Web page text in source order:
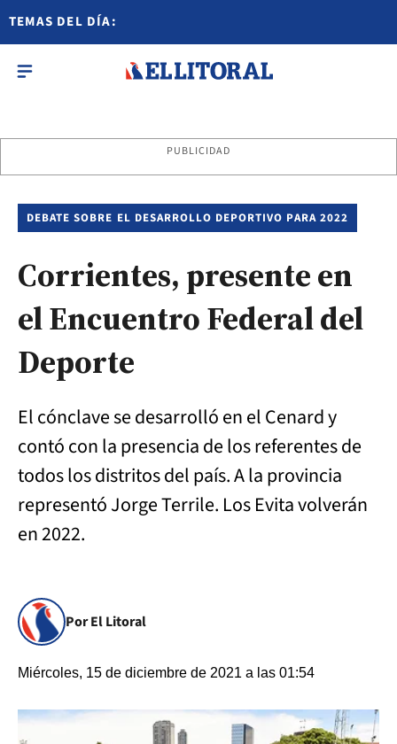
TEMAS DEL DÍA:
PUBLICIDAD
DEBATE SOBRE EL DESARROLLO DEPORTIVO PARA 2022
Corrientes, presente en
el Encuentro Federal del
Deporte
El cónclave se desarrolló en el Cenard y
contó con la presencia de los referentes de
todos los distritos del país. A la provincia
representó Jorge Terrile. Los Evita volverán
en 2022.
Por El Litoral
Miércoles, 15 de diciembre de 2021 a las 01:54